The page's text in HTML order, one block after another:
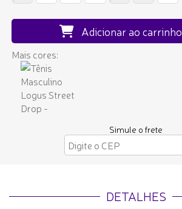
Adicionar ao carrinho
Mais cores:
Simule o frete
DETALHES